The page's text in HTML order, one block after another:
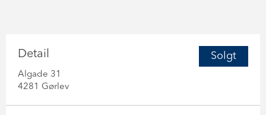
Solgt
Detail
Algade 31
4281 Gørlev